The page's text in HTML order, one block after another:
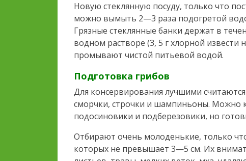
Новую стеклянную посуду, только что
можно вымыть 2—3 раза подогретой
Грязные стеклянные банки держат в
водном растворе (3, 5 г хлорной
промывают чистой питьевой водой.
Подготовка грибов
Для консервирования лучшими
сморчки, строчки и шампиньоны. Можно
подосиновики и подберезовики, но
Отбирают очень молоденькие, только
которых не превышает 3—5 см. Их